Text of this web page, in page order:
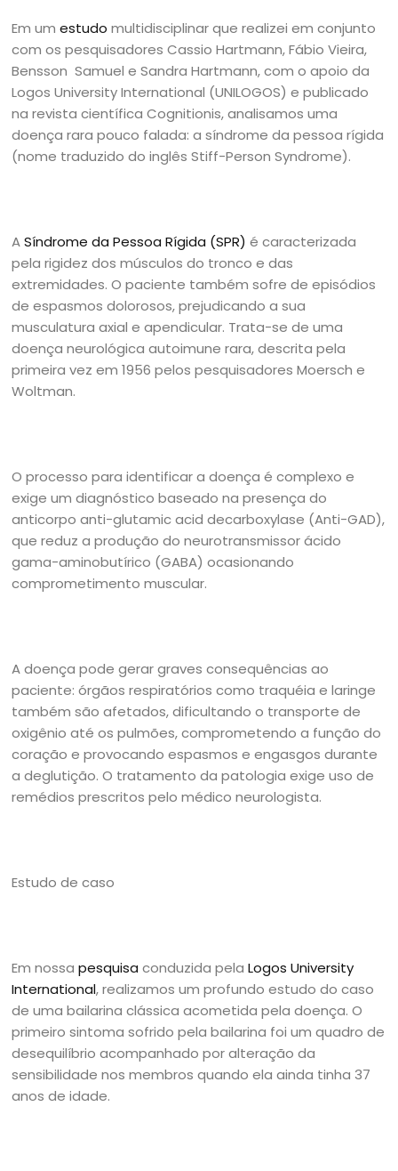
Em umestudo multidisciplinar que realizei em conjunto
com os pesquisadores Cassio Hartmann, Fábio Vieira,
Bensson Samuel e Sandra Hartmann, com o apoio da
Logos University International (UNILOGOS) e publicado
na revista científica Cognitionis, analisamos uma
doença rara pouco falada: a síndrome da pessoa rígida
(nome traduzido do inglês Stiff-Person Syndrome).
ASíndrome da Pessoa Rígida (SPR) é caracterizada
pela rigidez dos músculos do tronco e das
extremidades. O paciente também sofre de episódios
de espasmos dolorosos, prejudicando a sua
musculatura axial e apendicular. Trata-se de uma
doença neurológica autoimune rara, descrita pela
primeira vez em 1956 pelos pesquisadores Moersch e
Woltman.
O processo para identificar a doença é complexo e
exige um diagnóstico baseado na presença do
anticorpo anti-glutamic acid decarboxylase (Anti-GAD),
que reduz a produção do neurotransmissor ácido
gama-aminobutírico (GABA) ocasionando
comprometimento muscular.
A doença pode gerar graves consequências ao
paciente: órgãos respiratórios como traquéia e laringe
também são afetados, dificultando o transporte de
oxigênio até os pulmões, comprometendo a função do
coração e provocando espasmos e engasgos durante
a deglutição. O tratamento da patologia exige uso de
remédios prescritos pelo médico neurologista.
Estudo de caso
Em nossapesquisa conduzida pelaLogos University
International, realizamos um profundo estudo do caso
de uma bailarina clássica acometida pela doença. O
primeiro sintoma sofrido pela bailarina foi um quadro de
desequilíbrio acompanhado por alteração da
sensibilidade nos membros quando ela ainda tinha 37
anos de idade.